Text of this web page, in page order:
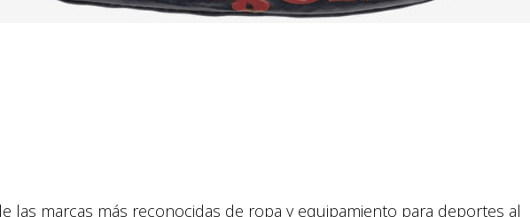
las marcas más reconocidas de ropa y equipamiento para deportes al